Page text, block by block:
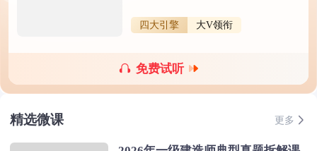
四大引擎 大V领衔
免费试听
精选微课 更多